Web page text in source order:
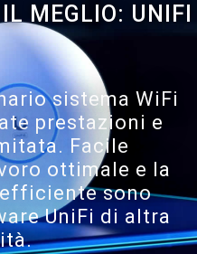
MEGLIO: UNIFI
sistema WiFi
prestazioni e
Facile
ottimale e la
sono
UniFi di altra